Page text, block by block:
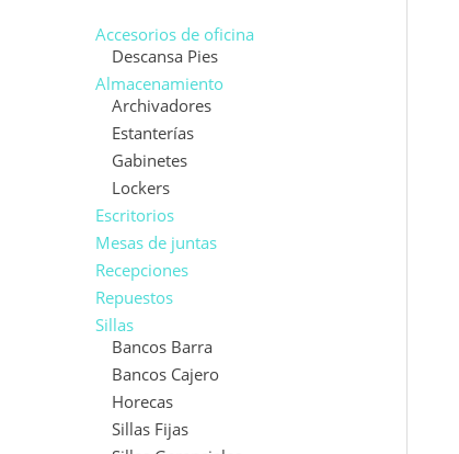
Accesorios de oficina
Descansa Pies
Almacenamiento
Archivadores
Estanterías
Gabinetes
Lockers
Escritorios
Mesas de juntas
Recepciones
Repuestos
Sillas
Bancos Barra
Bancos Cajero
Horecas
Sillas Fijas